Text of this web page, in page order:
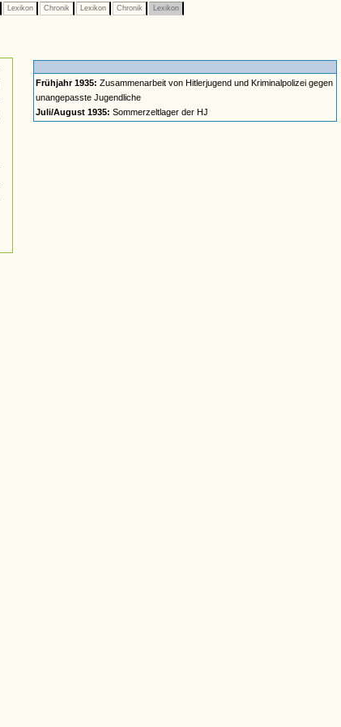
Lexikon Chronik Lexikon Chronik Lexikon
Frühjahr 1935: Zusammenarbeit von Hitlerjugend und Kriminalpolizei gegen
unangepasste Jugendliche
Juli/August 1935: Sommerzeltlager der HJ